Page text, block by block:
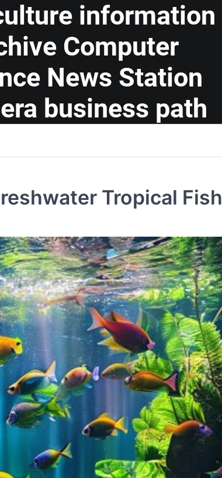
information
Computer
News Station
business path
Tropical Fish